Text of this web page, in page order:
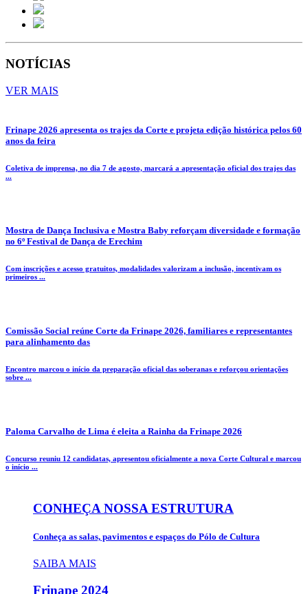
NOTÍCIAS
VER MAIS
Frinape 2026 apresenta os trajes da Corte e projeta edição histórica pelos 60
anos da feira
Coletiva de imprensa, no dia 7 de agosto, marcará a apresentação oficial dos trajes das
...
Mostra de Dança Inclusiva e Mostra Baby reforçam diversidade e formação
no 6º Festival de Dança de Erechim
Com inscrições e acesso gratuitos, modalidades valorizam a inclusão, incentivam os
primeiros ...
Comissão Social reúne Corte da Frinape 2026, familiares e representantes
para alinhamento das
Encontro marcou o início da preparação oficial das soberanas e reforçou orientações
sobre ...
Paloma Carvalho de Lima é eleita a Rainha da Frinape 2026
Concurso reuniu 12 candidatas, apresentou oficialmente a nova Corte Cultural e marcou
o início ...
CONHEÇA NOSSA ESTRUTURA
Conheça as salas, pavimentos e espaços do Pólo de Cultura
SAIBA MAIS
Frinape 2024